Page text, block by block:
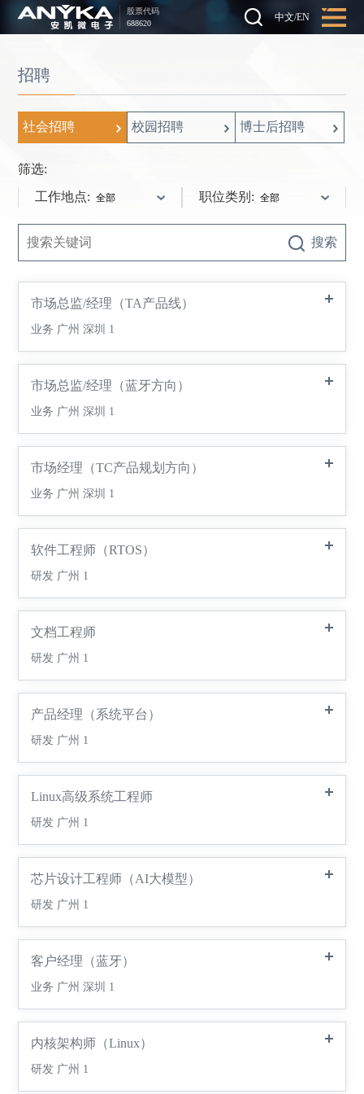
中文/EN
股票代码
688620
招聘
社会招聘 校园招聘 博士后招聘
筛选:
工作地点:
职位类别:
搜索
市场总监/经理（TA产品线）
业务 广州 深圳 1
市场总监/经理（蓝牙方向）
业务 广州 深圳 1
市场经理（TC产品规划方向）
业务 广州 深圳 1
软件工程师（RTOS）
研发 广州 1
文档工程师
研发 广州 1
产品经理（系统平台）
研发 广州 1
Linux高级系统工程师
研发 广州 1
芯片设计工程师（AI大模型）
研发 广州 1
客户经理（蓝牙）
业务 广州 深圳 1
内核架构师（Linux）
研发 广州 1